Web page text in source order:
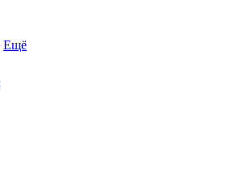
Ещё